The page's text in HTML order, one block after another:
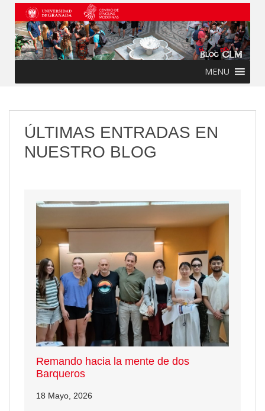
Skip to main content
MENU
ÚLTIMAS ENTRADAS EN
NUESTRO BLOG
Remando hacia la mente de dos
Barqueros
18 Mayo, 2026